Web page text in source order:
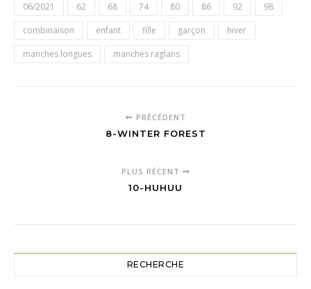
06/2021 62 68 74 80 86 92
98
combinaison
enfant fille garçon
hiver
manches longues
manches raglans
PRÉCÉDENT
8-WINTER FOREST
PLUS RÉCENT
10-HUHUU
RECHERCHE